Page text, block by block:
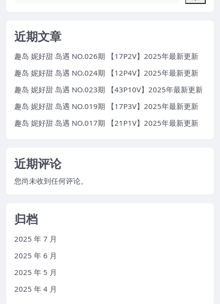
近期文章
趣岛 妮好甜 岛遇 NO.026期 【17P2V】2025年最新更新
趣岛 妮好甜 岛遇 NO.024期 【12P4V】2025年最新更新
趣岛 妮好甜 岛遇 NO.023期 【43P10V】2025年最新更新
趣岛 妮好甜 岛遇 NO.019期 【17P3V】2025年最新更新
趣岛 妮好甜 岛遇 NO.017期 【21P1V】2025年最新更新
近期评论
您尚未收到任何评论。
归档
2025 年 7 月
2025 年 6 月
2025 年 5 月
2025 年 4 月